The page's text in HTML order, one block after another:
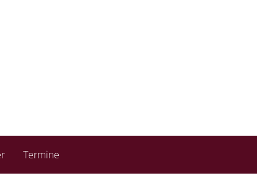
Termine